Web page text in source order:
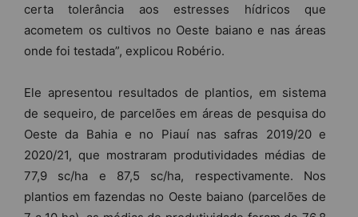
certa tolerância aos estresses hídricos que
acometem os cultivos no Oeste baiano e nas áreas
onde foi testada”, explicou Robério.
Ele apresentou resultados de plantios, em sistema
de sequeiro, de parcelões em áreas de pesquisa do
Oeste da Bahia e no Piauí nas safras 2019/20 e
2020/21, que mostraram produtividades médias de
77,9 sc/ha e 87,5 sc/ha, respectivamente. Nos
plantios em fazendas no Oeste baiano (parcelões de